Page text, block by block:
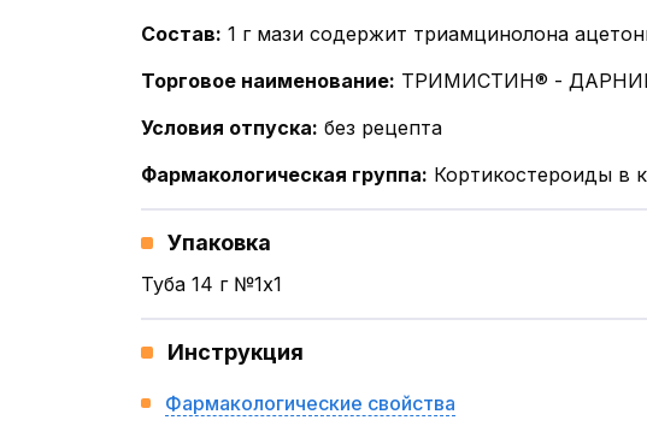
Состав: 1 г мази содержит триамцинолона
Торговое наименование: ТРИМИСТИН® -
Условия отпуска: без рецепта
Фармакологическая группа: Кортикостероиды в
Упаковка
Туба 14 г №1x1
Инструкция
Фармакологические свойства